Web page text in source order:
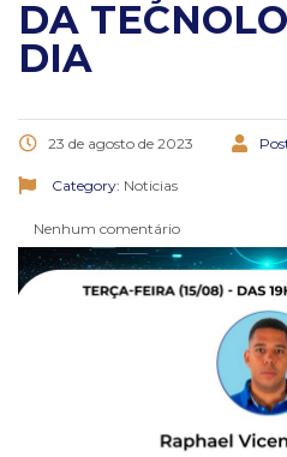
DA
DIA
23 de agosto de 2023
Category: Noticias
Nenhum comentário